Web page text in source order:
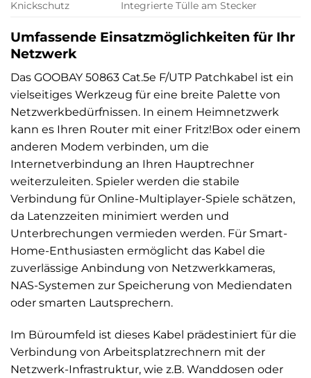
Knickschutz Integrierte Tülle am Stecker
Umfassende Einsatzmöglichkeiten für Ihr
Netzwerk
Das GOOBAY 50863 Cat.5e F/UTP Patchkabel ist ein
vielseitiges Werkzeug für eine breite Palette von
Netzwerkbedürfnissen. In einem Heimnetzwerk
kann es Ihren Router mit einer Fritz!Box oder einem
anderen Modem verbinden, um die
Internetverbindung an Ihren Hauptrechner
weiterzuleiten. Spieler werden die stabile
Verbindung für Online-Multiplayer-Spiele schätzen,
da Latenzzeiten minimiert werden und
Unterbrechungen vermieden werden. Für Smart-
Home-Enthusiasten ermöglicht das Kabel die
zuverlässige Anbindung von Netzwerkkameras,
NAS-Systemen zur Speicherung von Mediendaten
oder smarten Lautsprechern.
Im Büroumfeld ist dieses Kabel prädestiniert für die
Verbindung von Arbeitsplatzrechnern mit der
Netzwerk-Infrastruktur, wie z.B. Wanddosen oder